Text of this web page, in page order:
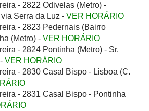
- 2822 Odivelas (Metro) -
Serra da Luz - VER HORÁRIO
- 2823 Pedernais (Bairro
(Metro) - VER HORÁRIO
- 2824 Pontinha (Metro) - Sr.
VER HORÁRIO
- 2830 Casal Bispo - Lisboa (C.
- 2831 Casal Bispo - Pontinha